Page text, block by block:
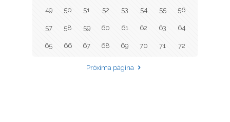
49 50 51 52 53 54 55 56
57 58 59 60 61 62 63 64
65 66 67 68 69 70 71 72
Próxima página